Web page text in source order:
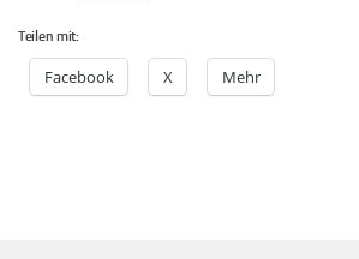
Teilen mit:
Facebook X Mehr